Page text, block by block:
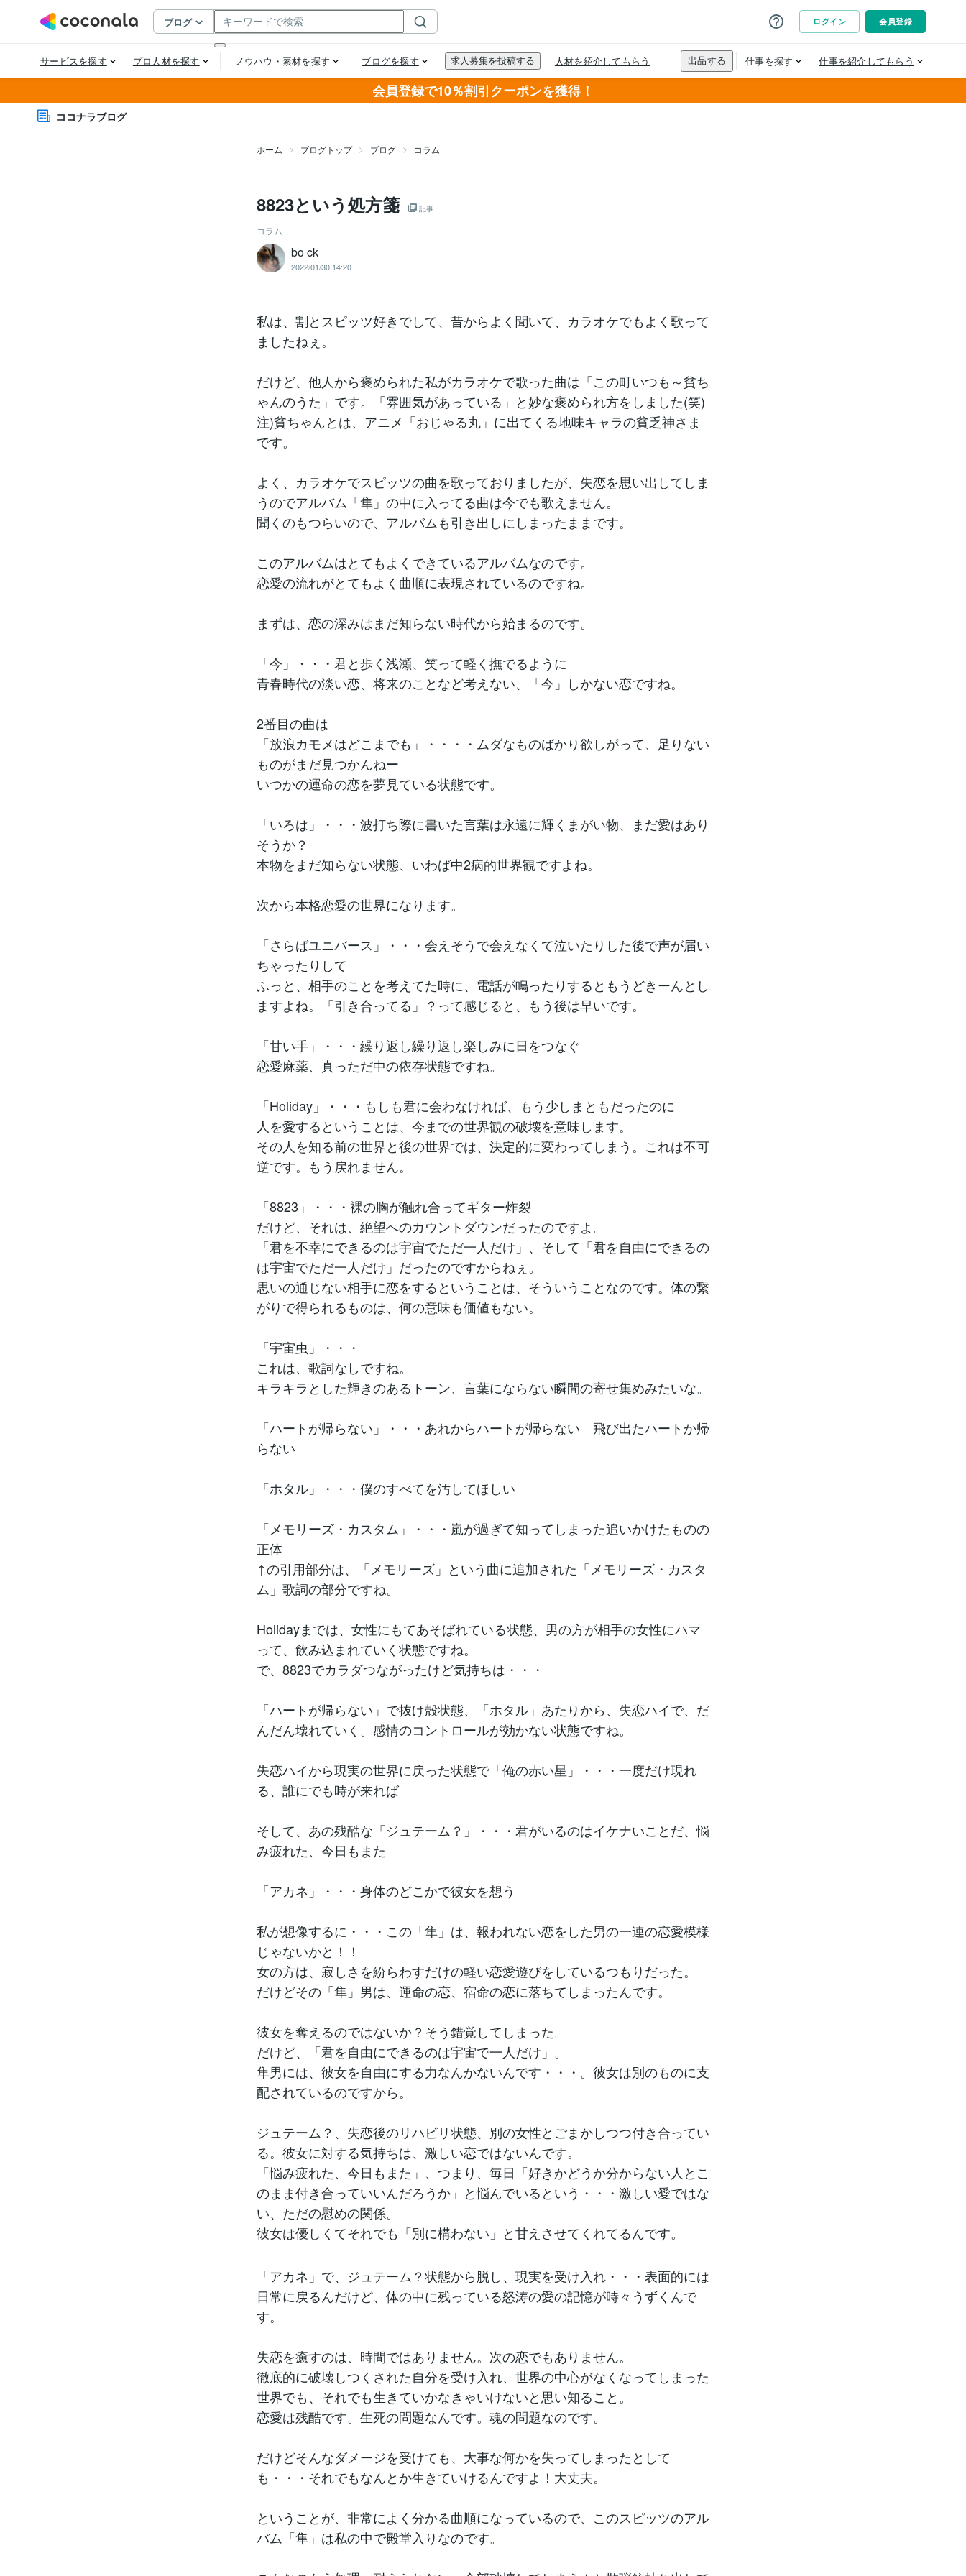
会員登録で10％割引クーポンを獲得！
ココナラブログ
ホーム ブログトップ ブログ コラム
8823という処方箋 記事
コラム
bo ck
2022/01/30 14:20
私は、割とスピッツ好きでして、昔からよく聞いて、カラオケでもよく歌って
ましたねぇ。
だけど、他人から褒められた私がカラオケで歌った曲は「この町いつも～貧ち
ゃんのうた」です。「雰囲気があっている」と妙な褒められ方をしました(笑)
注)貧ちゃんとは、アニメ「おじゃる丸」に出てくる地味キャラの貧乏神さま
です。
よく、カラオケでスピッツの曲を歌っておりましたが、失恋を思い出してしま
うのでアルバム「隼」の中に入ってる曲は今でも歌えません。
聞くのもつらいので、アルバムも引き出しにしまったままです。
このアルバムはとてもよくできているアルバムなのです。
恋愛の流れがとてもよく曲順に表現されているのですね。
まずは、恋の深みはまだ知らない時代から始まるのです。
「今」・・・君と歩く浅瀬、笑って軽く撫でるように
青春時代の淡い恋、将来のことなど考えない、「今」しかない恋ですね。
2番目の曲は
「放浪カモメはどこまでも」・・・・ムダなものばかり欲しがって、足りない
ものがまだ見つかんねー
いつかの運命の恋を夢見ている状態です。
「いろは」・・・波打ち際に書いた言葉は永遠に輝くまがい物、まだ愛はあり
そうか？
本物をまだ知らない状態、いわば中2病的世界観ですよね。
次から本格恋愛の世界になります。
「さらばユニバース」・・・会えそうで会えなくて泣いたりした後で声が届い
ちゃったりして
ふっと、相手のことを考えてた時に、電話が鳴ったりするともうどきーんとし
ますよね。「引き合ってる」？って感じると、もう後は早いです。
「甘い手」・・・繰り返し繰り返し楽しみに日をつなぐ
恋愛麻薬、真っただ中の依存状態ですね。
「Holiday」・・・もしも君に会わなければ、もう少しまともだったのに
人を愛するということは、今までの世界観の破壊を意味します。
その人を知る前の世界と後の世界では、決定的に変わってしまう。これは不可
逆です。もう戻れません。
「8823」・・・裸の胸が触れ合ってギター炸裂
だけど、それは、絶望へのカウントダウンだったのですよ。
「君を不幸にできるのは宇宙でただ一人だけ」、そして「君を自由にできるの
は宇宙でただ一人だけ」だったのですからねぇ。
思いの通じない相手に恋をするということは、そういうことなのです。体の繋
がりで得られるものは、何の意味も価値もない。
「宇宙虫」・・・
これは、歌詞なしですね。
キラキラとした輝きのあるトーン、言葉にならない瞬間の寄せ集めみたいな。
「ハートが帰らない」・・・あれからハートが帰らない 飛び出たハートか帰
らない
「ホタル」・・・僕のすべてを汚してほしい
「メモリーズ・カスタム」・・・嵐が過ぎて知ってしまった追いかけたものの
正体
↑の引用部分は、「メモリーズ」という曲に追加された「メモリーズ・カスタ
ム」歌詞の部分ですね。
Holidayまでは、女性にもてあそばれている状態、男の方が相手の女性にハマ
って、飲み込まれていく状態ですね。
で、8823でカラダつながったけど気持ちは・・・
「ハートが帰らない」で抜け殻状態、「ホタル」あたりから、失恋ハイで、だ
んだん壊れていく。感情のコントロールが効かない状態ですね。
失恋ハイから現実の世界に戻った状態で「俺の赤い星」・・・一度だけ現れ
る、誰にでも時が来れば
そして、あの残酷な「ジュテーム？」・・・君がいるのはイケナいことだ、悩
み疲れた、今日もまた
「アカネ」・・・身体のどこかで彼女を想う
私が想像するに・・・この「隼」は、報われない恋をした男の一連の恋愛模様
じゃないかと！！
女の方は、寂しさを紛らわすだけの軽い恋愛遊びをしているつもりだった。
だけどその「隼」男は、運命の恋、宿命の恋に落ちてしまったんです。
彼女を奪えるのではないか？そう錯覚してしまった。
だけど、「君を自由にできるのは宇宙で一人だけ」。
隼男には、彼女を自由にする力なんかないんです・・・。彼女は別のものに支
配されているのですから。
ジュテーム？、失恋後のリハビリ状態、別の女性とごまかしつつ付き合ってい
る。彼女に対する気持ちは、激しい恋ではないんです。
「悩み疲れた、今日もまた」、つまり、毎日「好きかどうか分からない人とこ
のまま付き合っていいんだろうか」と悩んでいるという・・・激しい愛ではな
い、ただの慰めの関係。
彼女は優しくてそれでも「別に構わない」と甘えさせてくれてるんです。
「アカネ」で、ジュテーム？状態から脱し、現実を受け入れ・・・表面的には
日常に戻るんだけど、体の中に残っている怒涛の愛の記憶が時々うずくんで
す。
失恋を癒すのは、時間ではありません。次の恋でもありません。
徹底的に破壊しつくされた自分を受け入れ、世界の中心がなくなってしまった
世界でも、それでも生きていかなきゃいけないと思い知ること。
恋愛は残酷です。生死の問題なんです。魂の問題なのです。
だけどそんなダメージを受けても、大事な何かを失ってしまったとして
も・・・それでもなんとか生きていけるんですよ！大丈夫。
ということが、非常によく分かる曲順になっているので、このスピッツのアル
バム「隼」は私の中で殿堂入りなのです。